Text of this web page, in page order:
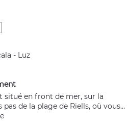
situé en front de mer, sur la
de la plage de Riells, où vous...